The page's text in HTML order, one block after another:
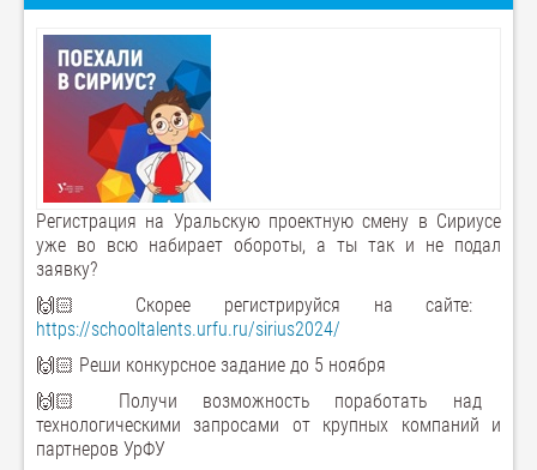
Регистрация на Уральскую проектную смену в Сириусе
уже во всю набирает обороты, а ты так и не подал
заявку?
🙌🏻 Скорее регистрируйся на сайте:
https://schooltalents.urfu.ru/sirius2024/
🙌🏻 Реши конкурсное задание до 5 ноября
🙌🏻 Получи возможность поработать над
технологическими запросами от крупных компаний и
партнеров УрФУ